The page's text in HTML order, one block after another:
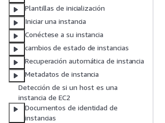
Plantillas de inicialización
Iniciar una instancia
Conéctese a su instancia
cambios de estado de instancias
Recuperación automática de instancia
Metadatos de instancia
Detección de si un host es una
instancia de EC2
Documentos de identidad de
instancias